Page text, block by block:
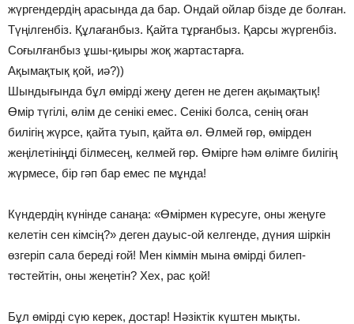
жүргендердің арасында да бар. Ондай ойлар бізде де болған.
Түңілгенбіз. Құлағанбыз. Қайта тұрғанбыз. Қарсы жүргенбіз.
Соғылғанбыз ұшы-қиыры жоқ жартастарға.
Ақымақтық қой, иә?))
Шындығында бұл өмірді жеңу деген не деген ақымақтық!
Өмір түгілі, өлім де сенікі емес. Сенікі болса, сенің оған
билігің жүрсе, қайта туып, қайта өл. Өлмей гөр, өмірден
жеңілетініңді білмесең, келмей гөр. Өмірге һәм өлімге билігің
жүрмесе, бір гәп бар емес пе мұнда!
Күндердің күнінде санаңа: «Өмірмен күресуге, оны жеңуге
келетін сен кімсің?» деген дауыс-ой келгенде, дүния шіркін
өзгеріп сала береді ғой! Мен кіммін мына өмірді билеп-
төстейтін, оны жеңетін? Хех, рас қой!
Бұл өмірді сүю керек, достар! Нәзіктік күштен мықты.